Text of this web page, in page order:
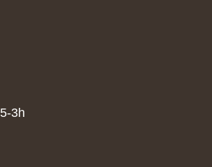
3h